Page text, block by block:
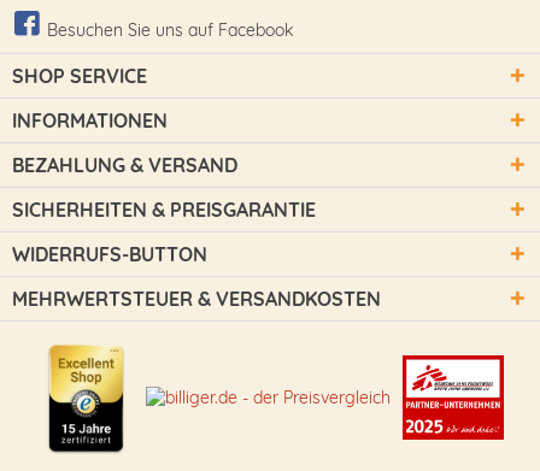
Besuchen Sie uns auf Facebook
SHOP SERVICE
INFORMATIONEN
BEZAHLUNG & VERSAND
SICHERHEITEN & PREISGARANTIE
WIDERRUFS-BUTTON
MEHRWERTSTEUER & VERSANDKOSTEN